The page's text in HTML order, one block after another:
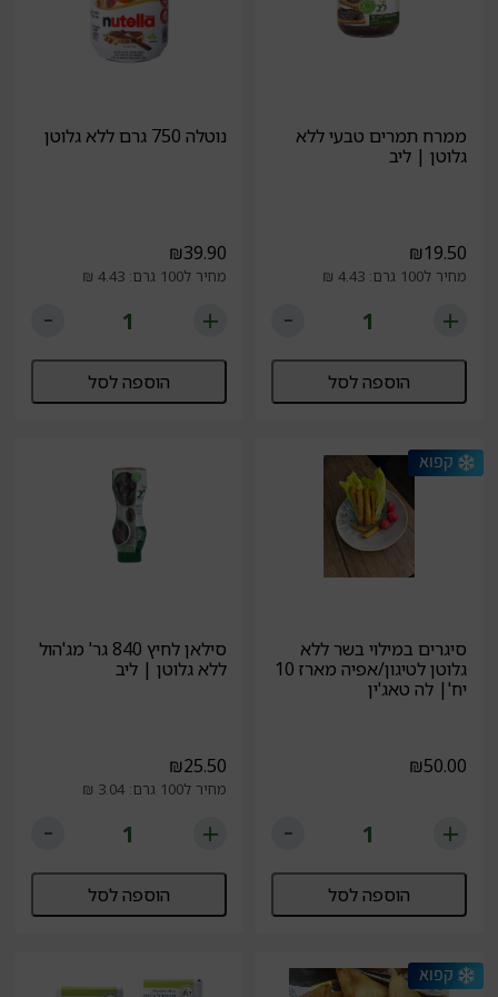
ממרח תמרים טבעי ללא
גלוטן | ליב
₪19.50
מחיר ל100 גרם: 4.43 ₪
הוספה לסל
נוטלה 750 גרם ללא גלוטן
₪39.90
מחיר ל100 גרם: 4.43 ₪
הוספה לסל
סיגרים במילוי בשר ללא
גלוטן לטיגון/אפיה מארז 10
יח'| לה טאג'ין
₪50.00
הוספה לסל
סילאן לחיץ 840 גר' מג'הול
ללא גלוטן | ליב
₪25.50
מחיר ל100 גרם: 3.04 ₪
הוספה לסל